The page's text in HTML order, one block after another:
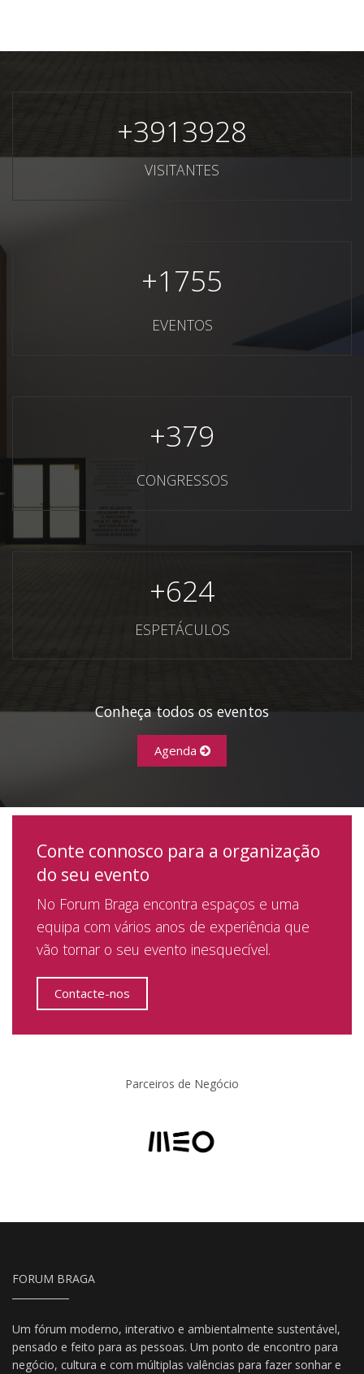
+3913928
VISITANTES
+1755
EVENTOS
+379
CONGRESSOS
+624
ESPETÁCULOS
Conheça todos os eventos
Agenda
Conte connosco para a organização
do seu evento
No Forum Braga encontra espaços e uma
equipa com vários anos de experiência que
vão tornar o seu evento inesquecível.
Contacte-nos
Parceiros de Negócio
FORUM BRAGA
Um fórum moderno, interativo e ambientalmente sustentável,
pensado e feito para as pessoas. Um ponto de encontro para
negócio, cultura e com múltiplas valências para fazer sonhar e